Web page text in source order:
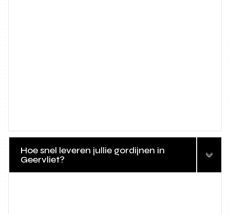
Hoe snel leveren jullie gordijnen in
Geervliet?